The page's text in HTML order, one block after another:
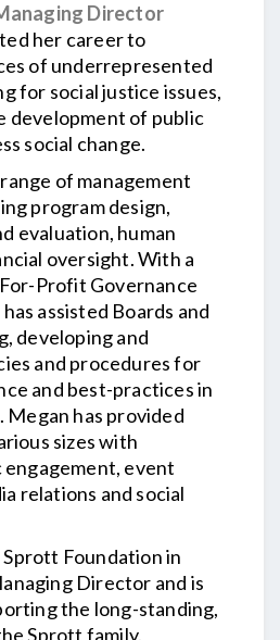
Director
her career to
of underrepresented
for social justice issues,
development of public
social change.
of management
program design,
evaluation, human
oversight. With a
Profit Governance
assisted Boards and
developing and
and procedures for
and best-practices in
Megan has provided
sizes with
event
relations and social
Foundation in
Director and is
the long-standing,
Sprott family.